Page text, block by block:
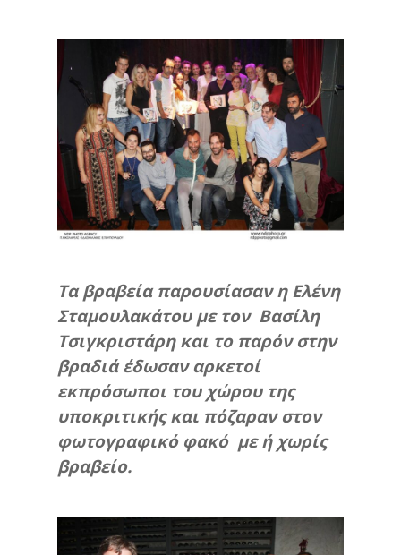
Τα βραβεία παρουσίασαν η Ελένη
Σταμουλακάτου με τον Βασίλη
Τσιγκριστάρη και το παρόν στην
βραδιά έδωσαν αρκετοί
εκπρόσωποι του χώρου της
υποκριτικής και πόζαραν στον
φωτογραφικό φακό με ή χωρίς
βραβείο.